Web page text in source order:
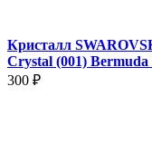
Кристалл
Crystal (001)
300 ₽